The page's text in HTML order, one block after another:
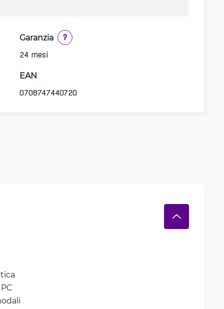
Garanzia
?
24 mesi
EAN
0708747440720